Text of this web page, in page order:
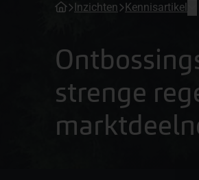
Inzichten Kennisartikel
strenge